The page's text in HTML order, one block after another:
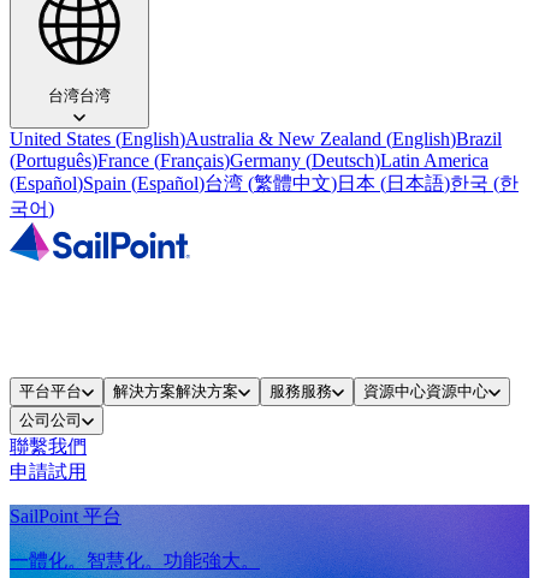
台湾台湾
United States (English)Australia & New Zealand (English)Brazil
(Português)France (Français)Germany (Deutsch)Latin America
(Español)Spain (Español)台湾 (繁體中文)日本 (日本語)한국 (한
국어)
平台平台 解決方案解決方案 服務服務 資源中心資源中心
公司 公司
聯繫我們
申請試用
SailPoint 平台
一體化。智慧化。功能強大。